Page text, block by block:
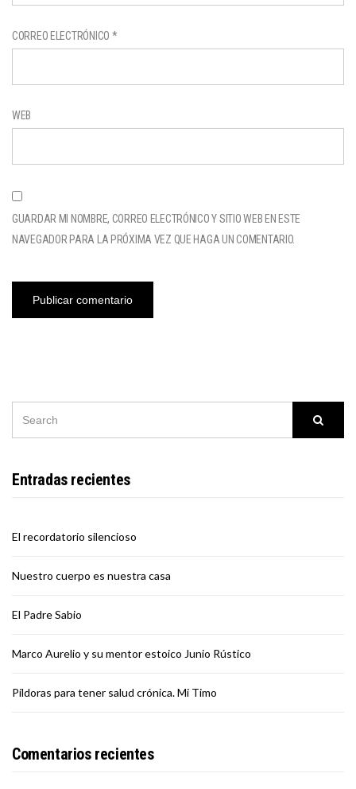
CORREO ELECTRÓNICO *
WEB
GUARDAR MI NOMBRE, CORREO ELECTRÓNICO Y SITIO WEB EN ESTE
NAVEGADOR PARA LA PRÓXIMA VEZ QUE HAGA UN COMENTARIO.
Entradas recientes
El recordatorio silencioso
Nuestro cuerpo es nuestra casa
El Padre Sabio
Marco Aurelio y su mentor estoico Junio Rústico
Píldoras para tener salud crónica. Mi Timo
Comentarios recientes